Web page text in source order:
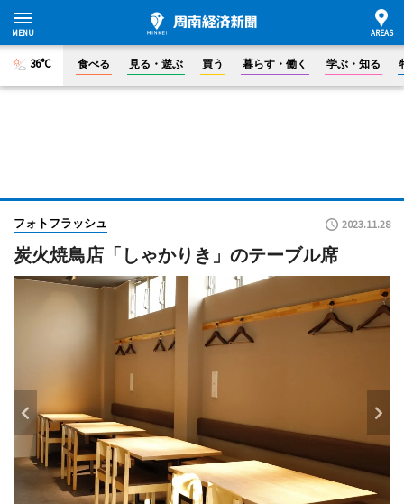
36°C 食べる 見る・遊ぶ 買う 暮らす・働く 学ぶ・知る
フォトフラッシュ 2023.11.28
炭火焼鳥店「しゃかりき」のテーブル席